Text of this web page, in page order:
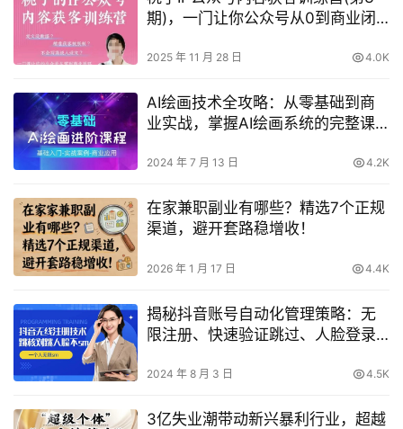
期)，一门让你公众号从0到商业闭
2025 年 11 月 28 日 4.0K
AI绘画技术全攻略：从零基础到商
业实战，掌握AI绘画系统的完整课
2024 年 7 月 13 日 4.2K
在家兼职副业有哪些？精选7个正规
渠道，避开套路稳增收！
2026 年 1 月 17 日 4.4K
揭秘抖音账号自动化管理策略：无
限注册、快速验证跳过、人脸登录
效操作多抖音账号
2024 年 8 月 3 日 4.5K
3亿失业潮带动新兴暴利行业，超越